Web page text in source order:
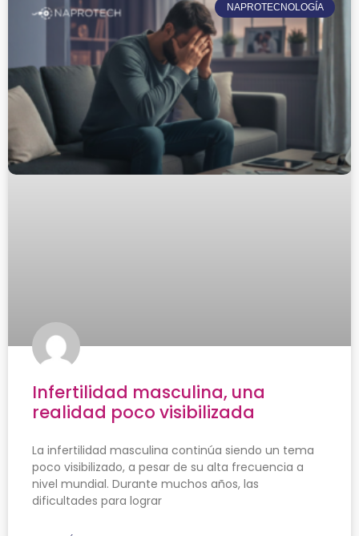
NAPROTECNOLOGÍA
Infertilidad masculina, una
realidad poco visibilizada
La infertilidad masculina continúa siendo un tema
poco visibilizado, a pesar de su alta frecuencia a
nivel mundial. Durante muchos años, las
dificultades para lograr